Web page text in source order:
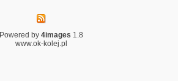
Powered by 4images 1.8
www.ok-kolej.pl